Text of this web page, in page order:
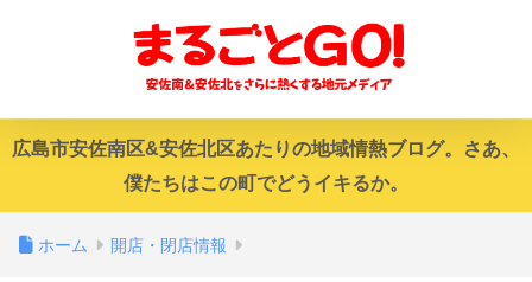
広島市安佐南区&安佐北区あたりの地域情熱ブログ。さあ、
僕たちはこの町でどうイキるか。
ホーム 開店・閉店情報